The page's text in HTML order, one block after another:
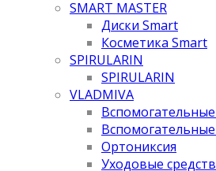
SMART MASTER
Диски Smart
Косметика Smart
SPIRULARIN
SPIRULARIN
VLADMIVA
Ортониксия
Уходовые